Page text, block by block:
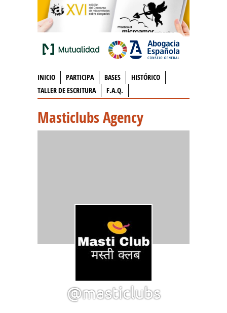
INICIO PARTICIPA BASES
HISTÓRICO
TALLER DE ESCRITURA
F.A.Q.
Masticlubs Agency
@masticlubs